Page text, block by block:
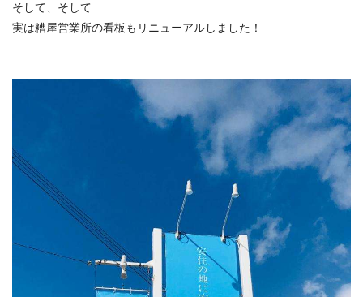
そして、そして
実は糟屋営業所の看板もリニューアルしました！